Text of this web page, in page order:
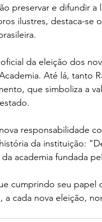
preservar e difundir
ilustres, destaca-se
da eleição dos
Até lá, tanto
que simboliza a
responsabilidade
da instituição:
da academia fundada
cumprindo seu papel
a cada nova eleição,